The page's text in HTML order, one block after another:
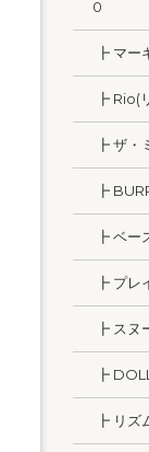
0
┣ マー
┣ Rio(
┣ ザ・
┣
┣ ベー
┣ プレ
┣ スヌ
┣
┣ リズ